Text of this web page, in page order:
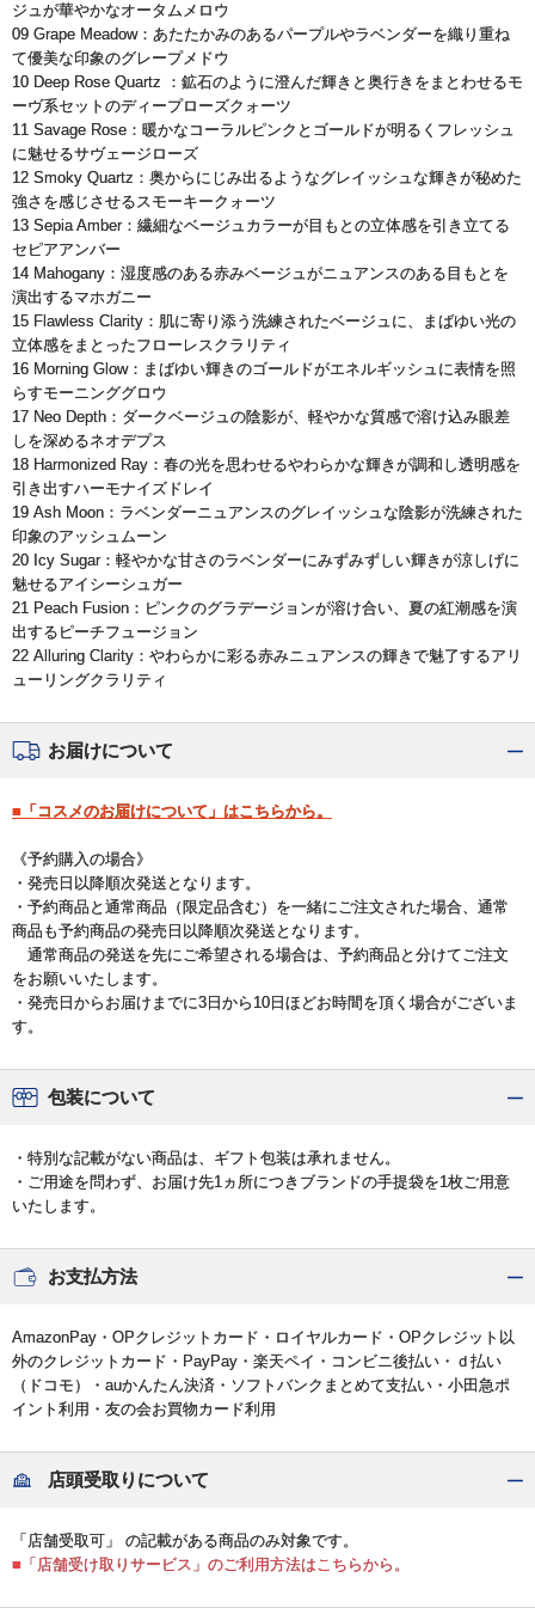
ジュが華やかなオータムメロウ
09 Grape Meadow：あたたかみのあるパープルやラベンダーを織り重ね
て優美な印象のグレープメドウ
10 Deep Rose Quartz ：鉱石のように澄んだ輝きと奥行きをまとわせるモ
ーヴ系セットのディープローズクォーツ
11 Savage Rose：暖かなコーラルピンクとゴールドが明るくフレッシュ
に魅せるサヴェージローズ
12 Smoky Quartz：奥からにじみ出るようなグレイッシュな輝きが秘めた
強さを感じさせるスモーキークォーツ
13 Sepia Amber：繊細なベージュカラーが目もとの立体感を引き立てる
セピアアンバー
14 Mahogany：湿度感のある赤みベージュがニュアンスのある目もとを
演出するマホガニー
15 Flawless Clarity：肌に寄り添う洗練されたベージュに、まばゆい光の
立体感をまとったフローレスクラリティ
16 Morning Glow：まばゆい輝きのゴールドがエネルギッシュに表情を照
らすモーニンググロウ
17 Neo Depth：ダークベージュの陰影が、軽やかな質感で溶け込み眼差
しを深めるネオデプス
18 Harmonized Ray：春の光を思わせるやわらかな輝きが調和し透明感を
引き出すハーモナイズドレイ
19 Ash Moon：ラベンダーニュアンスのグレイッシュな陰影が洗練された
印象のアッシュムーン
20 Icy Sugar：軽やかな甘さのラベンダーにみずみずしい輝きが涼しげに
魅せるアイシーシュガー
21 Peach Fusion：ピンクのグラデージョンが溶け合い、夏の紅潮感を演
出するピーチフュージョン
22 Alluring Clarity：やわらかに彩る赤みニュアンスの輝きで魅了するアリ
ューリングクラリティ
お届けについて
■「コスメのお届けについて」はこちらから。
《予約購入の場合》
・発売日以降順次発送となります。
・予約商品と通常商品（限定品含む）を一緒にご注文された場合、通常
商品も予約商品の発売日以降順次発送となります。
通常商品の発送を先にご希望される場合は、予約商品と分けてご注文
をお願いいたします。
・発売日からお届けまでに3日から10日ほどお時間を頂く場合がございま
す。
包装について
・特別な記載がない商品は、ギフト包装は承れません。
・ご用途を問わず、お届け先1ヵ所につきブランドの手提袋を1枚ご用意
いたします。
お支払方法
AmazonPay・OPクレジットカード・ロイヤルカード・OPクレジット以
外のクレジットカード・PayPay・楽天ペイ・コンビニ後払い・ｄ払い
（ドコモ）・auかんたん決済・ソフトバンクまとめて支払い・小田急ポ
イント利用・友の会お買物カード利用
店頭受取りについて
「店舗受取可」 の記載がある商品のみ対象です。
■「店舗受け取りサービス」のご利用方法はこちらから。